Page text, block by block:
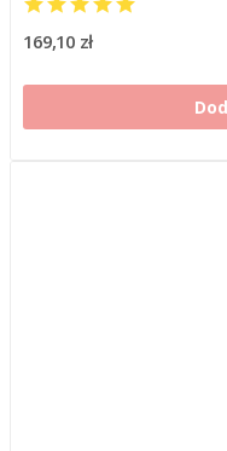
169,10 zł